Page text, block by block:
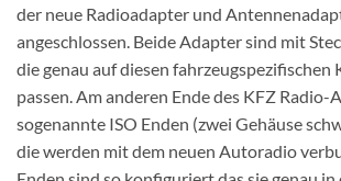
der neue Radioadapter und
angeschlossen. Beide Adapter sind mit
die genau auf diesen fahrzeugspezifischen
passen. Am anderen Ende des KFZ Radio-
sogenannte ISO Enden (zwei Gehäuse
die werden mit dem neuen Autoradio